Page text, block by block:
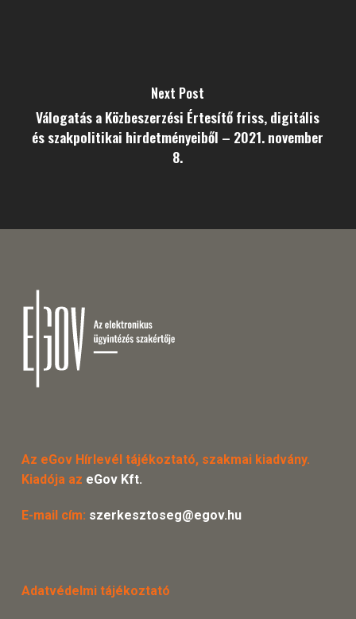
Next Post
Válogatás a Közbeszerzési Értesítő friss, digitális
és szakpolitikai hirdetményeiből – 2021. november
8.
Az eGov Hírlevél tájékoztató, szakmai kiadvány.
Kiadója az eGov Kft.
E-mail cím: szerkesztoseg@egov.hu
Adatvédelmi tájékoztató